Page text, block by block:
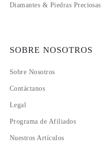
Diamantes & Piedras Preciosas
SOBRE NOSOTROS
Sobre Nosotros
Contáctanos
Legal
Programa de Afiliados
Nuestros Artículos